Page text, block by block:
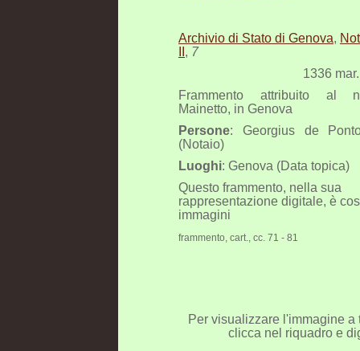
Archivio di Stato di Genova,
, 7
1336
Frammento attribuito al
Mainetto, in Genova
Persone: Georgius de
(Notaio)
Luoghi: Genova (Data topica)
Questo frammento, nella sua
rappresentazione digitale, è
immagini
frammento, cart., cc. 71 - 81
Per visualizzare l'immagine a
clicca nel riquadro e